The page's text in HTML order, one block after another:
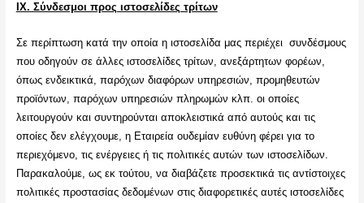
ΙΧ. Σύνδεσμοι προς ιστοσελίδες τρίτων
Σε περίπτωση κατά την οποία η ιστοσελίδα μας περιέχει συνδέσμους
που οδηγούν σε άλλες ιστοσελίδες τρίτων, ανεξάρτητων φορέων,
όπως ενδεικτικά, παρόχων διαφόρων υπηρεσιών, προμηθευτών
προϊόντων, παρόχων υπηρεσιών πληρωμών κλπ. οι οποίες
λειτουργούν και συντηρούνται αποκλειστικά από αυτούς και τις
οποίες δεν ελέγχουμε, η Εταιρεία ουδεμίαν ευθύνη φέρει για το
περιεχόμενο, τις ενέργειες ή τις πολιτικές αυτών των ιστοσελίδων.
Παρακαλούμε, ως εκ τούτου, να διαβάζετε προσεκτικά τις αντίστοιχες
πολιτικές προστασίας δεδομένων στις διαφορετικές αυτές ιστοσελίδες